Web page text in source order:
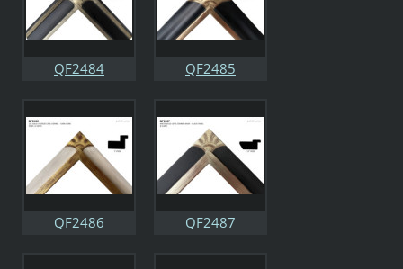
QF2484 QF2485
QF2486 QF2487